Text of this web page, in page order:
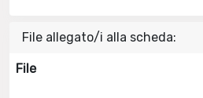
File allegato/i alla scheda:
File